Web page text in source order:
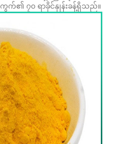
ကွက်၏ ၇၀ ရာခိုင်နှုန်းခန့်ရှိသည်။